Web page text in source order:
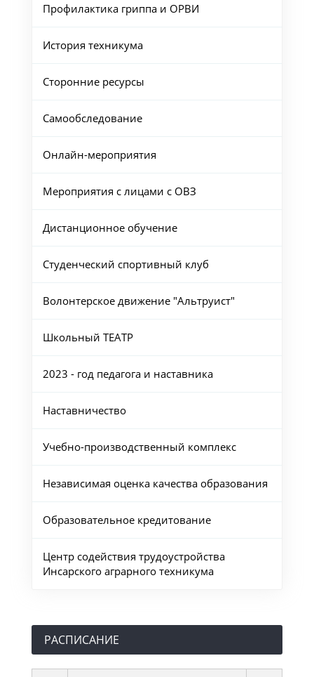
Профилактика гриппа и ОРВИ
История техникума
Сторонние ресурсы
Самообследование
Онлайн-мероприятия
Мероприятия с лицами с ОВЗ
Дистанционное обучение
Студенческий спортивный клуб
Волонтерское движение "Альтруист"
Школьный ТЕАТР
2023 - год педагога и наставника
Наставничество
Учебно-производственный комплекс
Независимая оценка качества образования
Образовательное кредитование
Центр содействия трудоустройства
Инсарского аграрного техникума
РАСПИСАНИЕ